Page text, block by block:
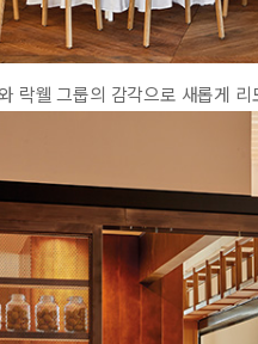
락웰 그룹의 감각으로 새롭게